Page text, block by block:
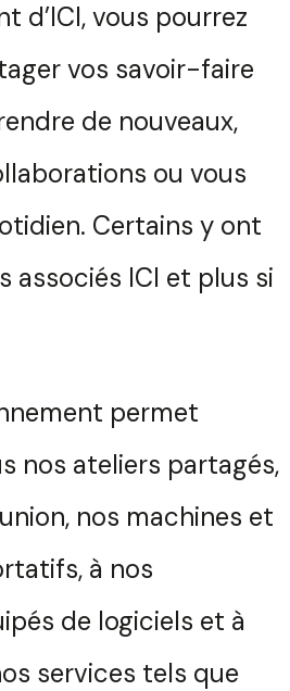
d’ICI, vous pourrez
vos savoir-faire
de nouveaux,
ou vous
Certains y ont
associés ICI et plus si
permet
nos ateliers partagés,
nos machines et
à nos
de logiciels et à
services tels que